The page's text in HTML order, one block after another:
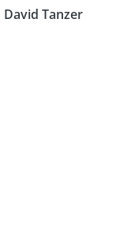
David Tanzer